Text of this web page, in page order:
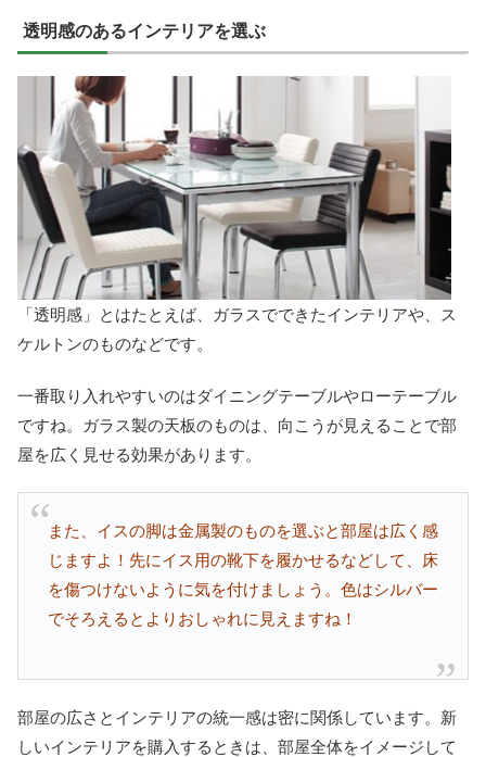
透明感のあるインテリアを選ぶ
「透明感」とはたとえば、ガラスでできたインテリアや、ス
ケルトンのものなどです。
一番取り入れやすいのはダイニングテーブルやローテーブル
ですね。ガラス製の天板のものは、向こうが見えることで部
屋を広く見せる効果があります。
また、イスの脚は金属製のものを選ぶと部屋は広く感
じますよ！先にイス用の靴下を履かせるなどして、床
を傷つけないように気を付けましょう。色はシルバー
でそろえるとよりおしゃれに見えますね！
部屋の広さとインテリアの統一感は密に関係しています。新
しいインテリアを購入するときは、部屋全体をイメージして